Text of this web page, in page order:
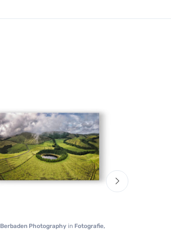
Berbaden Photography in Fotografie,